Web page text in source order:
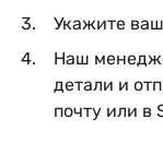
Укажите
Наш
детали и
почту или в